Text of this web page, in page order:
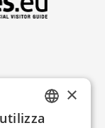
Scopri cosa fare
×